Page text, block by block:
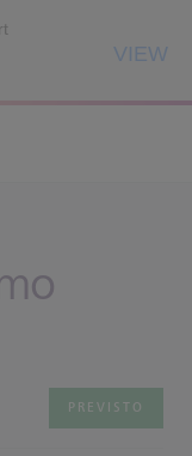
VIEW
PREVISTO